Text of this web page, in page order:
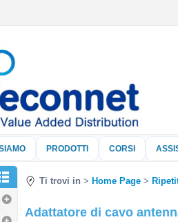
PRODOTTI CORSI
Ti trovi in Home Page
Adattatore di cavo